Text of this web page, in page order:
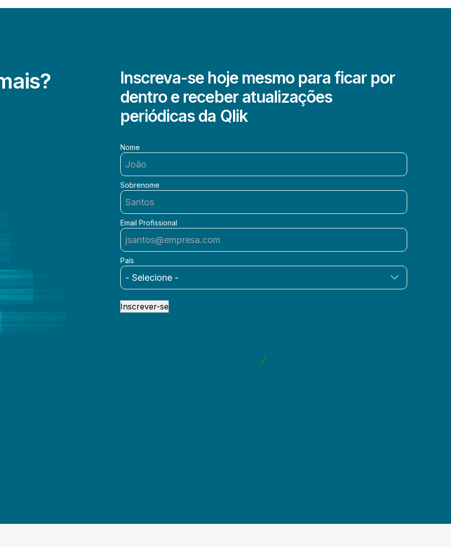
Inscreva-se hoje mesmo para ficar por
dentro e receber atualizações
periódicas da Qlik
Nome
Sobrenome
Email Profissional
País
Inscrever-se